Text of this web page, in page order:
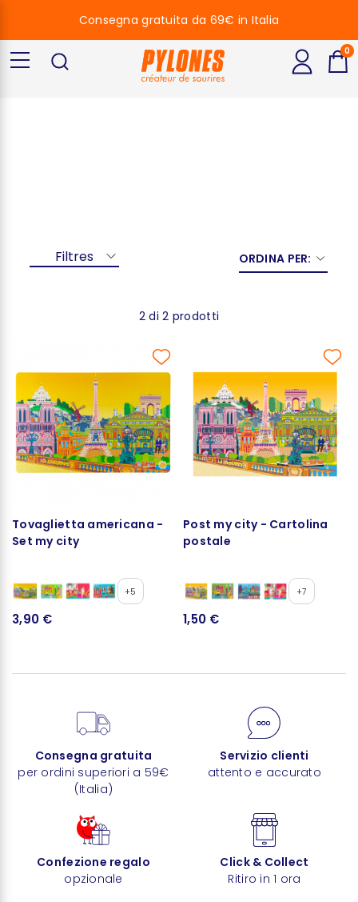
Filtres ORDINA PER:
2 di 2 prodotti
Tovaglietta americana -
Set my city
+5
3,90 €
Post my city - Cartolina
postale
+7
1,50 €
Consegna gratuita
per ordini superiori a 59€
(Italia)
Servizio clienti
attento e accurato
Confezione regalo
opzionale
Click & Collect
Ritiro in 1 ora
Consegna gratuita da 69€ in Italia
0